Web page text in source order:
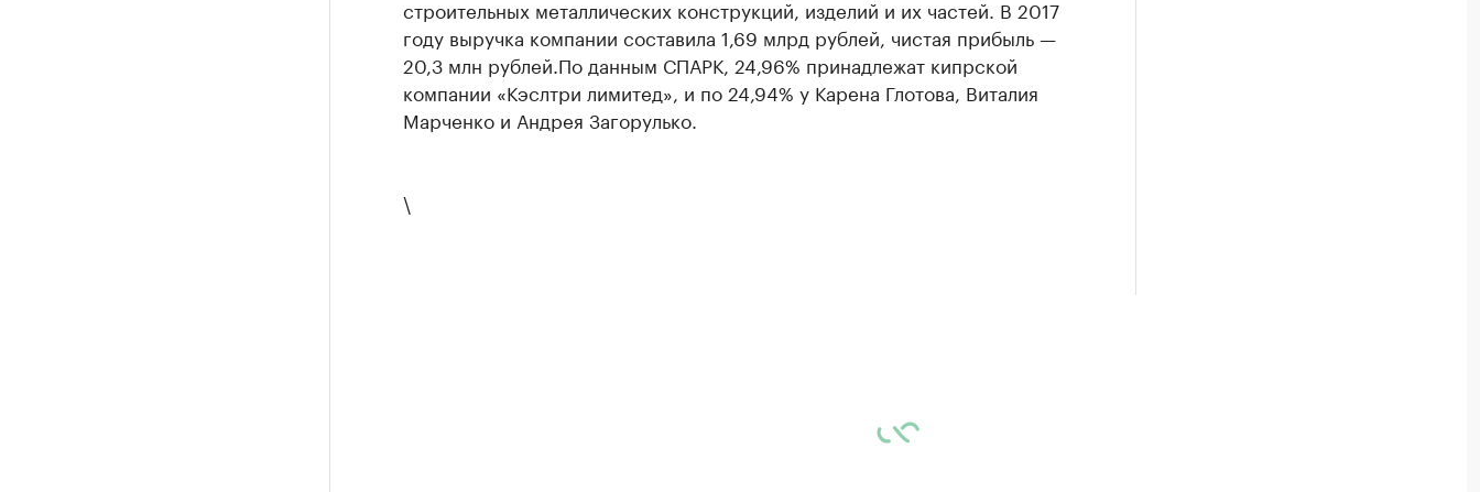
строительных металлических конструкций, изделий и их частей. В 2017
году выручка компании составила 1,69 млрд рублей, чистая прибыль —
20,3 млн рублей.По данным СПАРК, 24,96% принадлежат кипрской
компании «Кэслтри лимитед», и по 24,94% у Карена Глотова, Виталия
Марченко и Андрея Загорулько.
\